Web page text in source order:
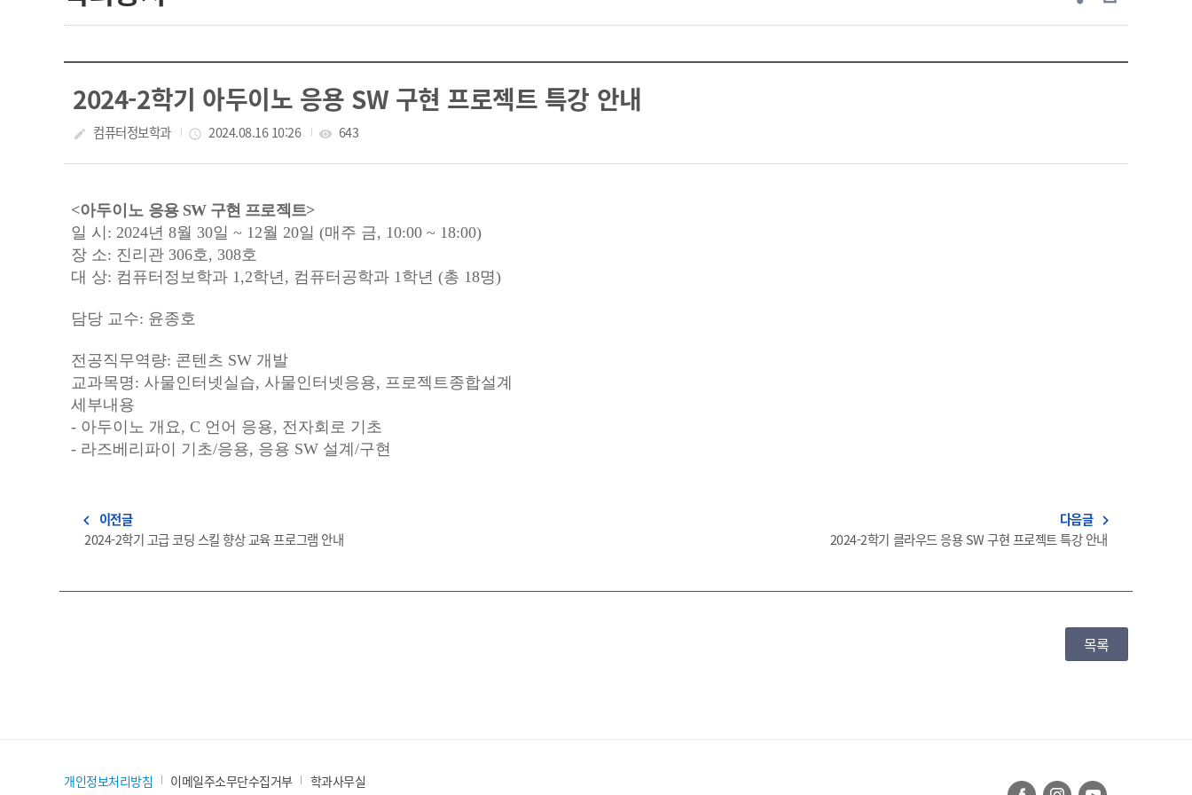
2024-2학기 아두이노 응용 SW 구현 프로젝트 특강 안내
작성자
create 컴퓨터정보학과 작성일
access_time 2024.08.16 10:26 조회수
visibility 643
<아두이노 응용 SW 구현 프로젝트>
일 시 : 2024년 8월 30일 ~ 12월 20일 (매주 금, 10:00 ~ 18:00)
장 소: 진리관 306호, 308호
대 상: 컴퓨터정보학과 1,2학년 , 컴퓨터공학과 1 학년 (총 18명)
담당 교수: 윤종호
전공직무역량: 콘텐츠 SW 개발
교과목명: 사물인터넷실습, 사물인터넷응용, 프로젝트종합설계
세부내용
- 아두이노 개요 , C 언어 응용, 전자회로 기초
- 라즈베리파이 기초/응용, 응용 SW 설계/구현
navigate_before 이전글
2024-2학기 고급 코딩 스킬 향상 교육 프로그램 안내
다음글 navigate_next
2024-2학기 클라우드 응용 SW 구현 프로젝트 특강 안내
목록
개인정보처리방침 이메일주소무단수집거부 학과사무실